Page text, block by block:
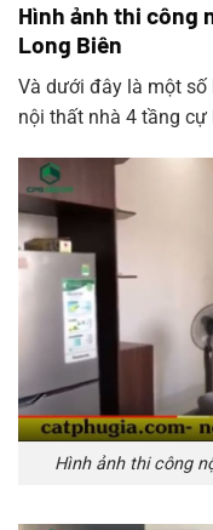
Hình ảnh thi công
Long Biên
Và dưới đây là một số
nội thất nhà 4 tầng cự
Hình ảnh thi công